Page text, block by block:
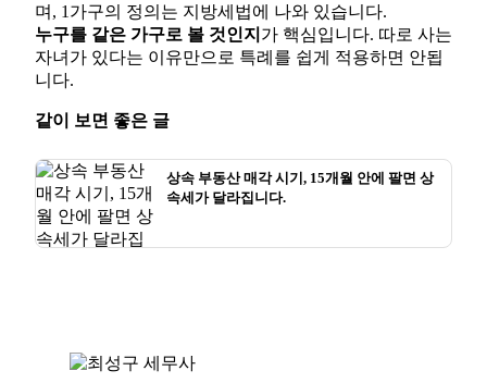
며, 1가구의 정의는 지방세법에 나와 있습니다.
누구를 같은 가구로 볼 것인지 가 핵심입니다. 따로 사는
자녀가 있다는 이유만으로 특례를 쉽게 적용하면 안됩
니다.
같이 보면 좋은 글
상속 부동산 매각 시기, 15개월 안에 팔면 상
속세가 달라집니다.